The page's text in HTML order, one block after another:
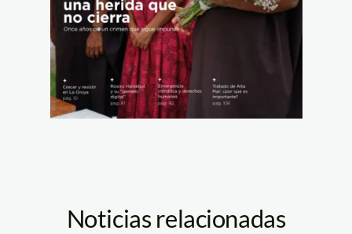
Noticias relacionadas